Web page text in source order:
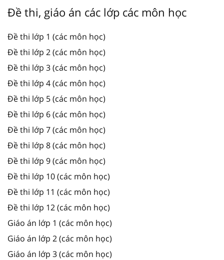
Đề thi, giáo án các lớp các môn học
Đề thi lớp 1 (các môn học)
Đề thi lớp 2 (các môn học)
Đề thi lớp 3 (các môn học)
Đề thi lớp 4 (các môn học)
Đề thi lớp 5 (các môn học)
Đề thi lớp 6 (các môn học)
Đề thi lớp 7 (các môn học)
Đề thi lớp 8 (các môn học)
Đề thi lớp 9 (các môn học)
Đề thi lớp 10 (các môn học)
Đề thi lớp 11 (các môn học)
Đề thi lớp 12 (các môn học)
Giáo án lớp 1 (các môn học)
Giáo án lớp 2 (các môn học)
Giáo án lớp 3 (các môn học)